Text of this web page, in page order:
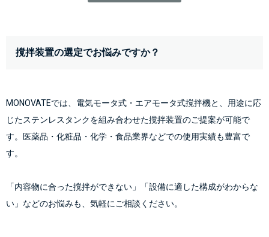
撹拌装置の選定でお悩みですか？
MONOVATEでは、電気モータ式・エアモータ式撹拌機と、用途に応
じたステンレスタンクを組み合わせた撹拌装置のご提案が可能で
す。医薬品・化粧品・化学・食品業界などでの使用実績も豊富で
す。
「内容物に合った撹拌ができない」「設備に適した構成がわからな
い」などのお悩みも、気軽にご相談ください。